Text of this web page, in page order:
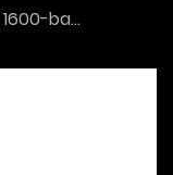
1600 bar Der 1600-ba...